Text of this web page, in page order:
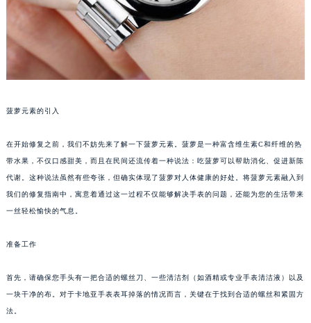
菠萝元素的引入
在开始修复之前，我们不妨先来了解一下菠萝元素。菠萝是一种富含维生素C和纤维的热
带水果，不仅口感甜美，而且在民间还流传着一种说法：吃菠萝可以帮助消化、促进新陈
代谢。这种说法虽然有些夸张，但确实体现了菠萝对人体健康的好处。将菠萝元素融入到
我们的修复指南中，寓意着通过这一过程不仅能够解决手表的问题，还能为您的生活带来
一丝轻松愉快的气息。
准备工作
首先，请确保您手头有一把合适的螺丝刀、一些清洁剂（如酒精或专业手表清洁液）以及
一块干净的布。对于卡地亚手表表耳掉落的情况而言，关键在于找到合适的螺丝和紧固方
法。